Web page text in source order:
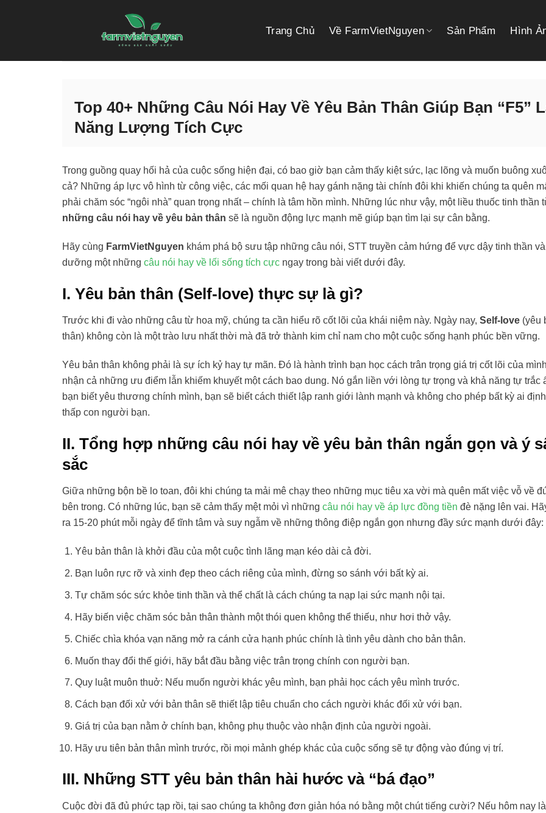
Trang Chủ Về FarmVietNguyen Sản Phẩm Hình
Top 40+ Những Câu Nói Hay Về Yêu Bản Thân Giúp Bạn “F5”
Năng Lượng Tích Cực
Trong guồng quay hối hả của cuộc sống hiện đại, có bao giờ bạn cảm thấy kiệt sức, lạc lõng và muốn buông
cả? Những áp lực vô hình từ công việc, các mối quan hệ hay gánh nặng tài chính đôi khi khiến chúng ta quên
phải chăm sóc “ngôi nhà” quan trọng nhất – chính là tâm hồn mình. Những lúc như vậy, một liều thuốc tinh thần
những câu nói hay về yêu bản thân sẽ là nguồn động lực mạnh mẽ giúp bạn tìm lại sự cân bằng.
Hãy cùng FarmVietNguyen khám phá bộ sưu tập những câu nói, STT truyền cảm hứng để vực dậy tinh thần
dưỡng một những câu nói hay về lối sống tích cực ngay trong bài viết dưới đây.
I. Yêu bản thân (Self-love) thực sự là gì?
Trước khi đi vào những câu từ hoa mỹ, chúng ta cần hiểu rõ cốt lõi của khái niệm này. Ngày nay, Self-love (yêu
thân) không còn là một trào lưu nhất thời mà đã trở thành kim chỉ nam cho một cuộc sống hạnh phúc bền vững.
Yêu bản thân không phải là sự ích kỷ hay tự mãn. Đó là hành trình bạn học cách trân trọng giá trị cốt lõi của
nhận cả những ưu điểm lẫn khiếm khuyết một cách bao dung. Nó gắn liền với lòng tự trọng và khả năng tự trắc
bạn biết yêu thương chính mình, bạn sẽ biết cách thiết lập ranh giới lành mạnh và không cho phép bất kỳ ai
thấp con người bạn.
II. Tổng hợp những câu nói hay về yêu bản thân ngắn gọn và ý
sắc
Giữa những bộn bề lo toan, đôi khi chúng ta mải mê chạy theo những mục tiêu xa vời mà quên mất việc vỗ về
bên trong. Có những lúc, bạn sẽ cảm thấy mệt mỏi vì những câu nói hay về áp lực đồng tiền đè nặng lên vai.
ra 15-20 phút mỗi ngày để tĩnh tâm và suy ngẫm về những thông điệp ngắn gọn nhưng đầy sức mạnh dưới đây:
Yêu bản thân là khởi đầu của một cuộc tình lãng mạn kéo dài cả đời.
Bạn luôn rực rỡ và xinh đẹp theo cách riêng của mình, đừng so sánh với bất kỳ ai.
Tự chăm sóc sức khỏe tinh thần và thể chất là cách chúng ta nạp lại sức mạnh nội tại.
Hãy biến việc chăm sóc bản thân thành một thói quen không thể thiếu, như hơi thở vậy.
Chiếc chìa khóa vạn năng mở ra cánh cửa hạnh phúc chính là tình yêu dành cho bản thân.
Muốn thay đổi thế giới, hãy bắt đầu bằng việc trân trọng chính con người bạn.
Quy luật muôn thuở: Nếu muốn người khác yêu mình, bạn phải học cách yêu mình trước.
Cách bạn đối xử với bản thân sẽ thiết lập tiêu chuẩn cho cách người khác đối xử với bạn.
Giá trị của bạn nằm ở chính bạn, không phụ thuộc vào nhận định của người ngoài.
Hãy ưu tiên bản thân mình trước, rồi mọi mảnh ghép khác của cuộc sống sẽ tự động vào đúng vị trí.
III. Những STT yêu bản thân hài hước và “bá đạo”
Cuộc đời đã đủ phức tạp rồi, tại sao chúng ta không đơn giản hóa nó bằng một chút tiếng cười? Nếu hôm nay